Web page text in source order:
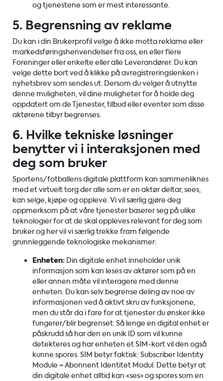
og tjenestene som er mest interessante.
5. Begrensning av reklame
Du kan i din Brukerprofil velge å ikke motta reklame eller
markedsføringshenvendelser fra oss, en eller flere
Foreninger eller enkelte eller alle Leverandører. Du kan
velge dette bort ved å klikke på avregistreringslenken i
nyhetsbrev som sendes ut. Dersom du velger å utnytte
denne muligheten, vil dine muligheter for å holde deg
oppdatert om de Tjenester, tilbud eller eventer som disse
aktørene tilbyr begrenses.
6. Hvilke tekniske løsninger
benytter vi i interaksjonen med
deg som bruker
Sportens/fotballens digitale plattform kan sammenliknes
med et virtuelt torg der alle som er en aktør deltar, sees,
kan selge, kjøpe og oppleve. Vi vil særlig gjøre deg
oppmerksom på at våre tjenester baserer seg på ulike
teknologier for at de skal oppleves relevant for deg som
bruker og her vil vi særlig trekke fram følgende
grunnleggende teknologiske mekanismer:
Enheten: Din digitale enhet inneholder unik
informasjon som kan leses av aktører som på en
eller annen måte vil interagere med denne
enheten. Du kan selv begrense deling av noe av
informasjonen ved å aktivt skru av funksjonene,
men du står da i fare for at tjenester du ønsker ikke
fungerer/blir begrenset. Så lenge en digital enhet er
påskrudd så har den en unik ID som vil kunne
detekteres og har enheten et SIM-kort vil den også
kunne spores. SIM betyr faktisk: Subscriber Identity
Module = Abonnent Identitet Modul. Dette betyr at
din digitale enhet alltid kan «ses» og spores som en